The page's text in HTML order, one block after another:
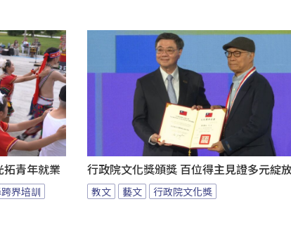
拓青年就業
界培訓
行政院文化獎頒獎 百位得主見證多元綻放
教文 藝文 行政院文化獎